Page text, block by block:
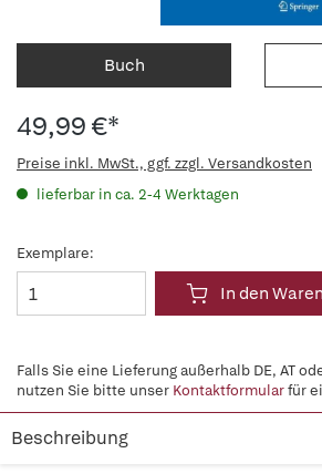
Buch
49,99 €*
Preise inkl. MwSt., ggf. zzgl. Versandkosten
lieferbar in ca. 2-4 Werktagen
Exemplare:
In den
Falls Sie eine Lieferung außerhalb DE, AT
nutzen Sie bitte unser Kontaktformularfür
Beschreibung